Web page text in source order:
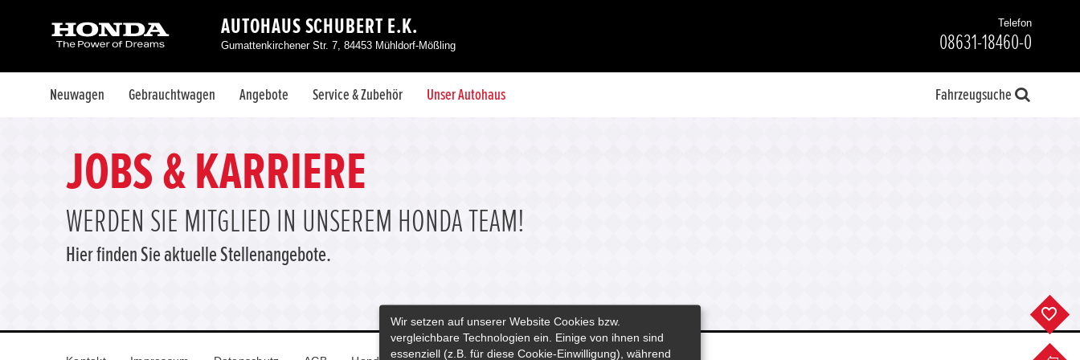
AUTOHAUS SCHUBERT E.K.
Gumattenkirchener Str. 7, 84453 Mühldorf-Mößling
Telefon
08631-18460-0
Neuwagen Gebrauchtwagen Angebote Service & Zubehör Unser Autohaus Fahrzeugsuche
JOBS & KARRIERE
WERDEN SIE MITGLIED IN UNSEREM HONDA TEAM!
Hier finden Sie aktuelle Stellenangebote.
Wir setzen auf unserer Website Cookies bzw.
vergleichbare Technologien ein. Einige von ihnen sind
essenziell (z.B. für diese Cookie-Einwilligung), während